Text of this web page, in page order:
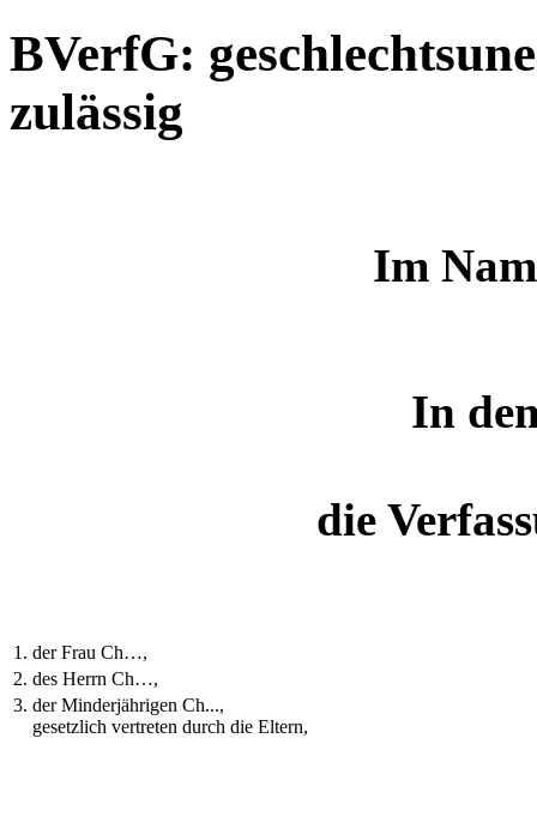
BVerfG:
zulässig
Im
In
die
1. der Frau Ch…,
2. des Herrn Ch…,
3. der Minderjährigen Ch...,
gesetzlich vertreten durch die Eltern,